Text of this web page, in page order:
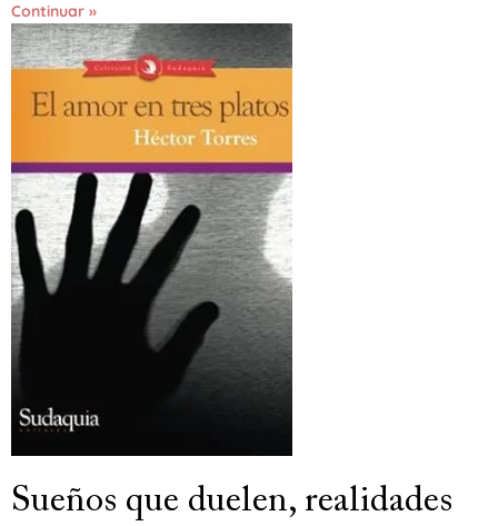
Continuar »
Sueños que duelen, realidades